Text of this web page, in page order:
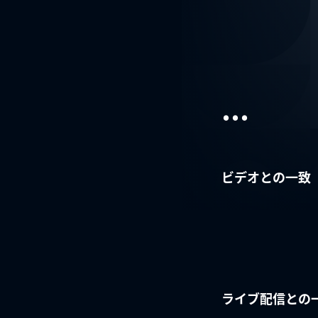
...
ビデオとの一致
ライブ配信との